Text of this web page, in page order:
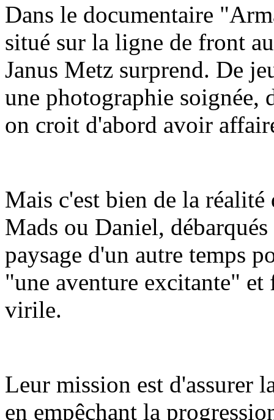
Dans le documentaire
situé sur la ligne de front
Janus Metz surprend. De
une photographie soignée,
on croit d'abord avoir
Mais c'est bien de la
Mads ou Daniel,
paysage d'un autre temps
"une aventure excitante"
virile.
Leur mission est d'assurer
en empêchant la